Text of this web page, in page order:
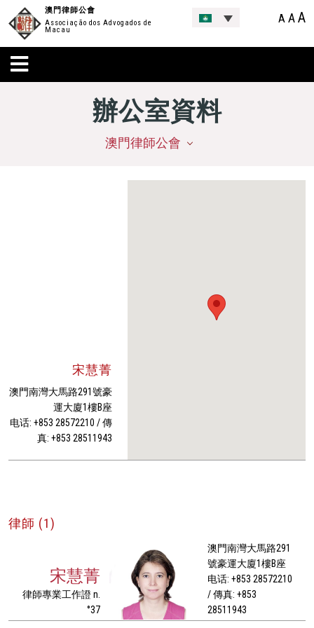
澳門律師公會
Associação dos Advogados de
Macau
A AA
辦公室資料
澳門律師公會
宋慧菁
澳門南灣大馬路291號豪
運大廈1樓B座
电话: +853 28572210 / 傳
真: +853 28511943
律師 (1)
宋慧菁
律師專業工作證 n.
°37
澳門南灣大馬路291
號豪運大廈1樓B座
电话: +853 28572210
/ 傳真: +853
28511943